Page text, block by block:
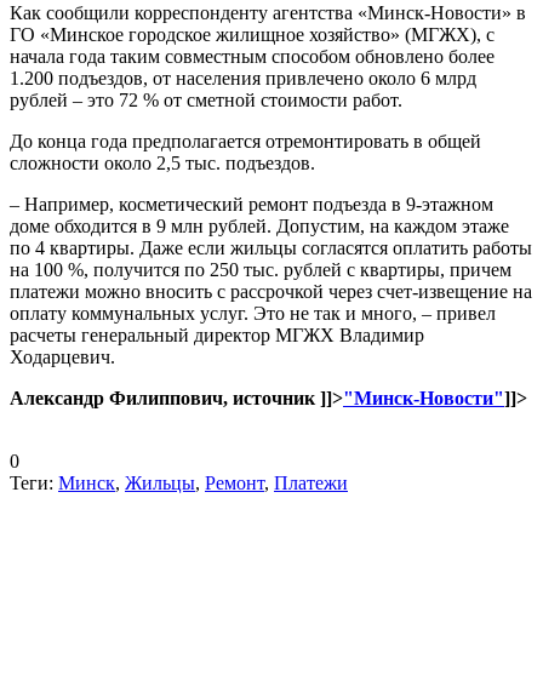
Как сообщили корреспонденту агентства «Минск-Новости» в
ГО «Минское городское жилищное хозяйство» (МГЖХ), с
начала года таким совместным способом обновлено более
1.200 подъездов, от населения привлечено около 6 млрд
рублей – это 72 % от сметной стоимости работ.
До конца года предполагается отремонтировать в общей
сложности около 2,5 тыс. подъездов.
– Например, косметический ремонт подъезда в 9-этажном
доме обходится в 9 млн рублей. Допустим, на каждом этаже
по 4 квартиры. Даже если жильцы согласятся оплатить работы
на 100 %, получится по 250 тыс. рублей с квартиры, причем
платежи можно вносить с рассрочкой через счет-извещение на
оплату коммунальных услуг. Это не так и много, – привел
расчеты генеральный директор МГЖХ Владимир
Ходарцевич.
Александр Филиппович, источник ]]>"Минск-Новости"]]>
0
Теги: Минск, Жильцы, Ремонт, Платежи